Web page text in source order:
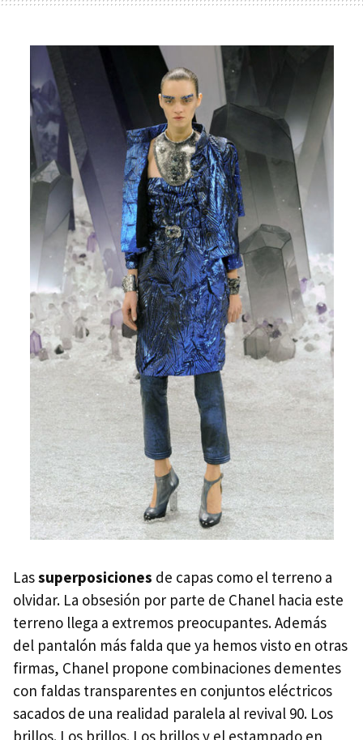
Lassuperposiciones de capas como el terreno a
olvidar. La obsesión por parte de Chanel hacia este
terreno llega a extremos preocupantes. Además
del pantalón más falda que ya hemos visto en otras
firmas, Chanel propone combinaciones dementes
con faldas transparentes en conjuntos eléctricos
sacados de una realidad paralela al revival 90. Los
brillos. Los brillos. Los brillos y el estampado en